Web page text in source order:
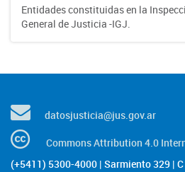
Entidades constituidas en la
General de Justicia -IGJ.
datosjusticia@jus.gov.ar
Commons Attribution 4.0
(+5411) 5300-4000 | Sarmiento 329 |